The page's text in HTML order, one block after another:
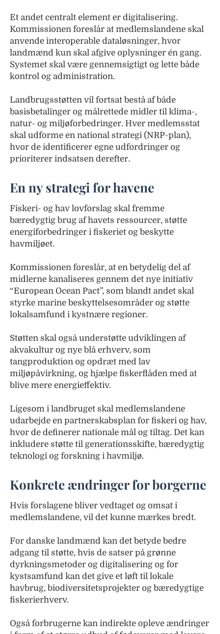
Et andet centralt element er digitalisering.
Kommissionen foreslår at medlemslandene skal
anvende interoperable dataløsninger, hvor
landmænd kun skal afgive oplysninger én gang.
Systemet skal være gennemsigtigt og lette både
kontrol og administration.
Landbrugsstøtten vil fortsat bestå af både
basisbetalinger og målrettede midler til klima-,
natur- og miljøforbedringer. Hver medlemsstat
skal udforme en national strategi (NRP-plan),
hvor de identificerer egne udfordringer og
prioriterer indsatsen derefter.
En ny strategi for havene
Fiskeri- og hav lovforslag skal fremme
bæredygtig brug af havets ressourcer, støtte
energiforbedringer i fiskeriet og beskytte
havmiljøet.
Kommissionen foreslår, at en betydelig del af
midlerne kanaliseres gennem det nye initiativ
“European Ocean Pact”, som blandt andet skal
styrke marine beskyttelsesområder og støtte
lokalsamfund i kystnære regioner.
Støtten skal også understøtte udviklingen af
akvakultur og nye blå erhverv, som
tangproduktion og opdræt med lav
miljøpåvirkning, og hjælpe fiskerflåden med at
blive mere energieffektiv.
Ligesom i landbruget skal medlemslandene
udarbejde en partnerskabsplan for fiskeri og hav,
hvor de definerer nationale mål og tiltag. Det kan
inkludere støtte til generationsskifte, bæredygtig
teknologi og forskning i havmiljø.
Konkrete ændringer for borgerne
Hvis forslagene bliver vedtaget og omsat i
medlemslandene, vil det kunne mærkes bredt.
For danske landmænd kan det betyde bedre
adgang til støtte, hvis de satser på grønne
dyrkningsmetoder og digitalisering og for
kystsamfund kan det give et løft til lokale
havbrug, biodiversitetsprojekter og bæredygtige
fiskerierhverv.
Også forbrugerne kan indirekte opleve ændringer